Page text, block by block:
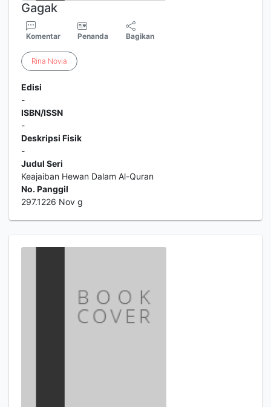
Gagak
Komentar Penanda Bagikan
Rina Novia
Edisi
-
ISBN/ISSN
-
Deskripsi Fisik
-
Judul Seri
Keajaiban Hewan Dalam Al-Quran
No. Panggil
297.1226 Nov g